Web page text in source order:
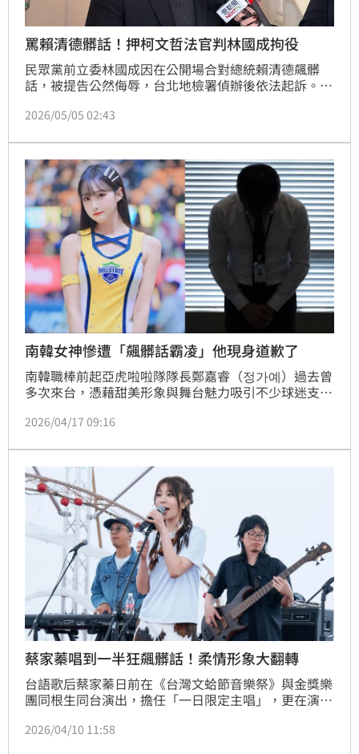
罵賴清德髒話！押柯文哲法官判林國成拘役
民眾黨前立委林國成因在公開場合對總統賴清德飆髒
話，被提告公然侮辱，台北地檢署偵辦後依法起訴。台
哲的呂政燁，5日宣判，判決林國成拘役20天，得易科
2026/05/05 02:43
南韓女神慘遭「飆髒話霸凌」他現身道歉了
南韓職棒前起亞虎啦啦隊隊長鄭嘉睿（정가예）過去曾
多次來台，憑藉甜美形象與舞台魅力吸引不少球迷支
接受訪問時，進一步透露，一名外包行銷公司的組長A
們」，對此該名加害人也出面道歉了。
2026/04/17 09:16
蔡家蓁唱到一半狂飆髒話！柔情形象大翻轉
台語歌后蔡家蓁日前在《台灣文蛤節音樂祭》與金獎樂
團同根生同台演出，擔任「一日限定主唱」，更在演唱
形象，讓現場粉絲又驚又嗨，掀起熱烈討論。
2026/04/10 11:58